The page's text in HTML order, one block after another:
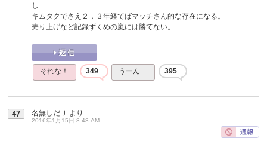
し
キムタクでさえ２，３年経てばマッチさん的な存在になる。
売り上げなど記録ずくめの嵐には勝てない。
それな！ 349 うーん… 395
47 名無しだＪ より
2016年1月15日 8:48 AM